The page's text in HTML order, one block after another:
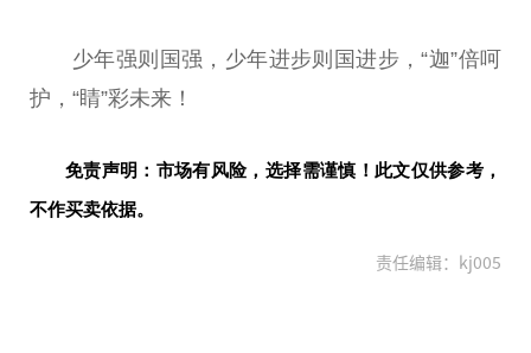
少年强则国强，少年进步则国进步，“迦”倍呵
护，“睛”彩未来！
免责声明：市场有风险，选择需谨慎！此文仅供参考，
不作买卖依据。
责任编辑：kj005